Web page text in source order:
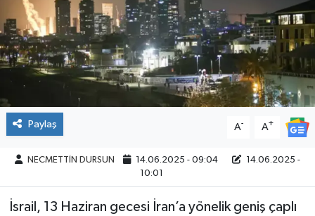
Paylaş A- A+
NECMETTİN DURSUN 14.06.2025 - 09:04
14.06.2025 -
10:01
İsrail, 13 Haziran gecesi İran’a yönelik geniş çaplı